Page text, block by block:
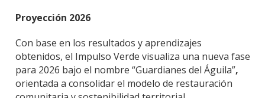
Proyección 2026
Con base en los resultados y aprendizajes
obtenidos, el Impulso Verde visualiza una nueva fase
para 2026 bajo el nombre “Guardianes del Águila”,
orientada a consolidar el modelo de restauración